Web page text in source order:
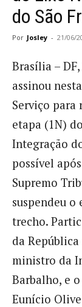
do São
Por Josley - 21/06/
Brasília –
assinou
Serviço para
etapa (1N)
Integração
possível
Supremo
suspendeu
trecho.
da
ministro da
Barbalho, e
Eunício